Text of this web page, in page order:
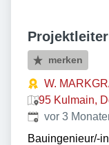
merken
W.
95 Kulmain,
Veröffentlicht:
vor 3
Bauingenieur/-in